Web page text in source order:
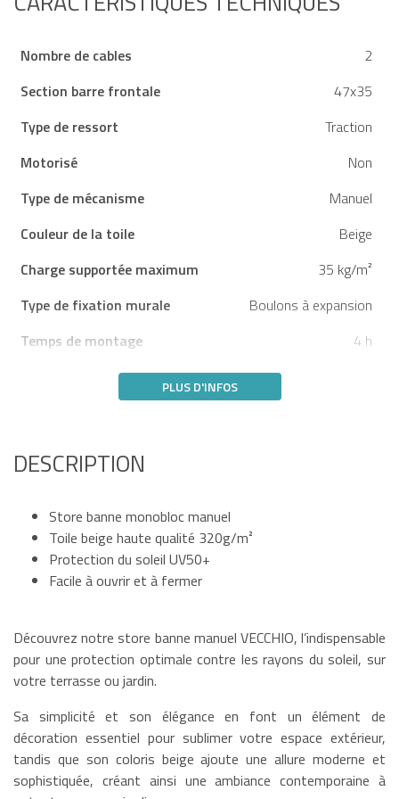
Nombre de cables
2
Section barre frontale
47x35
Type de ressort
Traction
Motorisé
Non
Type de mécanisme
Manuel
Couleur de la toile
Beige
Charge supportée maximum
35 kg/m²
Type de fixation murale
Boulons à expansion
Temps de montage
4 h
PLUS D'INFOS
DESCRIPTION
Store banne monobloc manuel
Toile beige haute qualité 320g/m²
Protection du soleil UV50+
Facile à ouvrir et à fermer
Découvrez notre store banne manuel VECCHIO, l’indispensable
pour une protection optimale contre les rayons du soleil, sur
votre terrasse ou jardin.
Sa simplicité et son élégance en font un élément de
décoration essentiel pour sublimer votre espace extérieur,
tandis que son coloris beige ajoute une allure moderne et
sophistiquée, créant ainsi une ambiance contemporaine à